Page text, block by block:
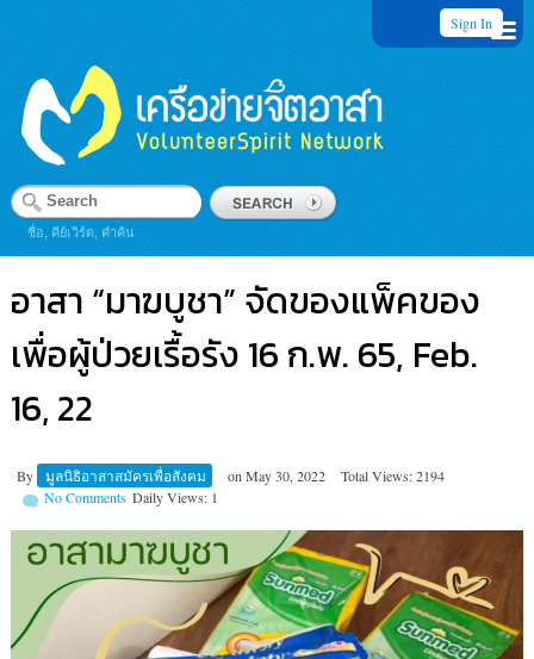
Sign In
ชื่อ, คีย์เวิร์ด, คำค้น
อาสา “มาฆบูชา” จัดของแพ็คของ
เพื่อผู้ป่วยเรื้อรัง 16 ก.พ. 65, Feb.
16, 22
By มูลนิธิอาสาสมัครเพื่อสังคม on May 30, 2022
Total Views: 2194
Daily Views: 1
No Comments